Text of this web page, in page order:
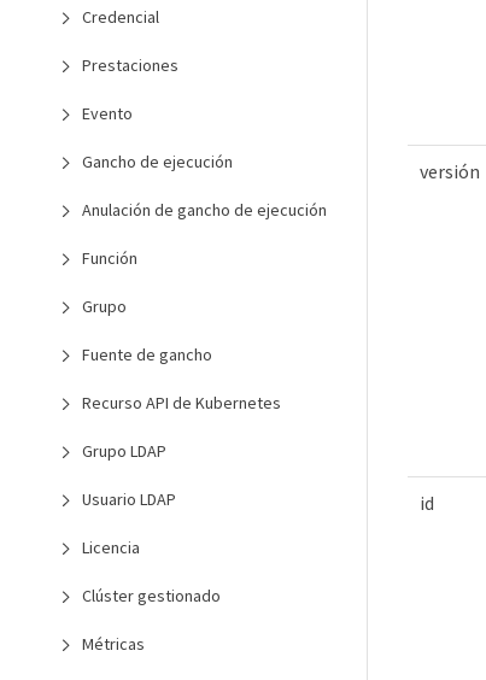
Credencial
Prestaciones
Evento
Gancho de ejecución
Anulación de gancho de ejecución
Función
Grupo
Fuente de gancho
Recurso API de Kubernetes
Grupo LDAP
Usuario LDAP
Licencia
Clúster gestionado
Métricas
versión
id